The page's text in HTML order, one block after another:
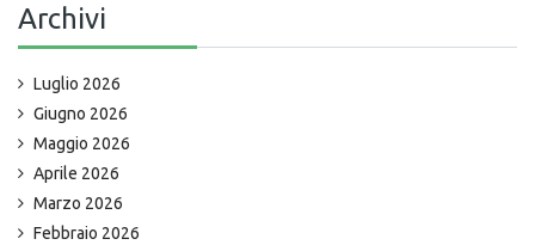
Archivi
Luglio 2026
Giugno 2026
Maggio 2026
Aprile 2026
Marzo 2026
Febbraio 2026